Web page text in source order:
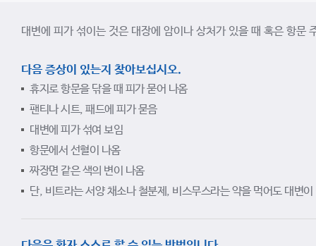
대변에 피가 섞이는 것은 대장에 암이나 상처가 있을 때 혹은 항
다음 증상이 있는지 찾아보십시오.
휴지로 항문을 닦을 때 피가 묻어 나옴
팬티나 시트, 패드에 피가 묻음
대변에 피가 섞여 보임
항문에서 선혈이 나옴
짜장면 같은 색의 변이 나옴
단, 비트라는 서양 채소나 철분제, 비스무스라는 약을 먹어도 대변